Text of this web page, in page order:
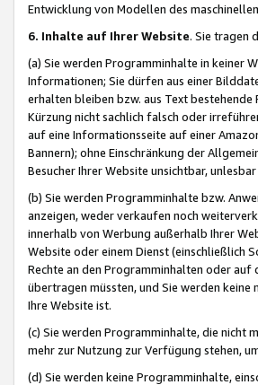
Entwicklung von Modellen des
6. Inhalte auf Ihrer Website. Sie tragen
(a) Sie werden Programminhalte in keiner
Informationen; Sie dürfen aus einer
erhalten bleiben bzw. aus Text
Kürzung nicht sachlich falsch oder
auf eine Informationsseite auf einer
Bannern); ohne Einschränkung der
Besucher Ihrer Website unsichtbar,
(b) Sie werden Programminhalte bzw.
anzeigen, weder verkaufen noch
innerhalb von Werbung außerhalb Ihrer
Website oder einem Dienst (einschließlich
Rechte an den Programminhalten oder
übertragen müssten, und Sie werden
Ihre Website ist.
(c) Sie werden Programminhalte, die nicht
mehr zur Nutzung zur Verfügung stehen,
(d) Sie werden keine Programminhalte,